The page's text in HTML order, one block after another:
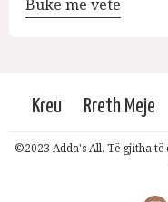
Bukë me vete
Kreu Rreth Meje
©2023 Adda's All. Të gjitha